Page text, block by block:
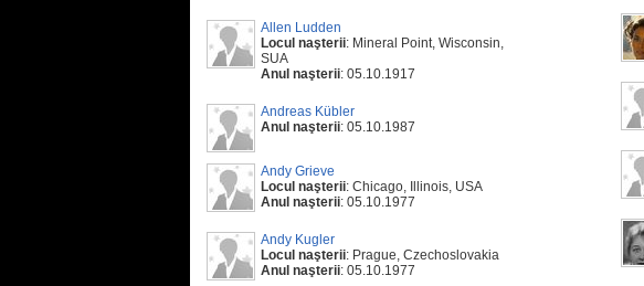
Allen Ludden
Locul naşterii: Mineral Point, Wisconsin,
SUA
Anul naşterii: 05.10.1917
Andreas Kübler
Anul naşterii: 05.10.1987
Andy Grieve
Locul naşterii: Chicago, Illinois, USA
Anul naşterii: 05.10.1977
Andy Kugler
Locul naşterii: Prague, Czechoslovakia
Anul naşterii: 05.10.1977